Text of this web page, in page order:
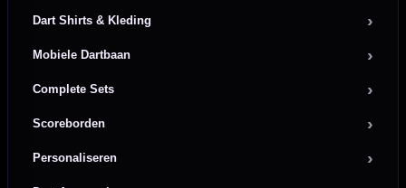
Dart Shirts & Kleding
Mobiele Dartbaan
Complete Sets
Scoreborden
Personaliseren